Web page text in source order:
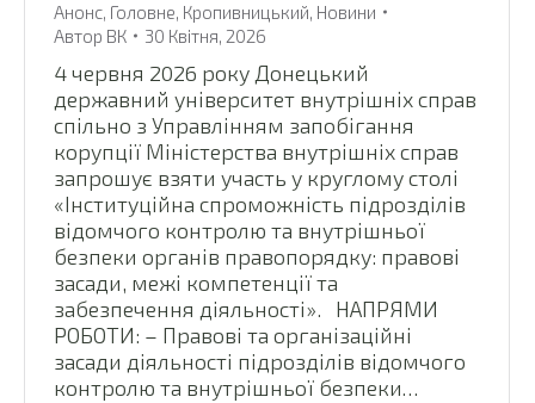
Анонс, Головне, Кропивницький, Новини
Автор ВК 30 Квітня, 2026
4 червня 2026 року Донецький
державний університет внутрішніх справ
спільно з Управлінням запобігання
корупції Міністерства внутрішніх справ
запрошує взяти участь у круглому столі
«Інституційна спроможність підрозділів
відомчого контролю та внутрішньої
безпеки органів правопорядку: правові
засади, межі компетенції та
забезпечення діяльності». НАПРЯМИ
РОБОТИ: – Правові та організаційні
засади діяльності підрозділів відомчого
контролю та внутрішньої безпеки…